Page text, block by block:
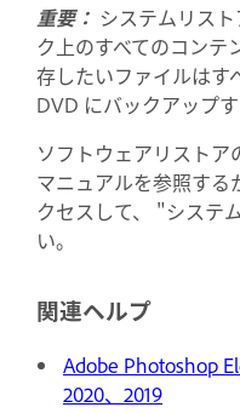
重要： システムリス
ク上のすべてのコンテ
存したいファイルはす
DVD にバックアップ
ソフトウェアリスト
マニュアルを参照する
クセスして、 "システ
い。
関連ヘルプ
Adobe Photoshop
2020、2019